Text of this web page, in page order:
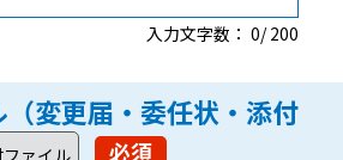
入力文字数： 0/200
変更届・委任状・添付
必須